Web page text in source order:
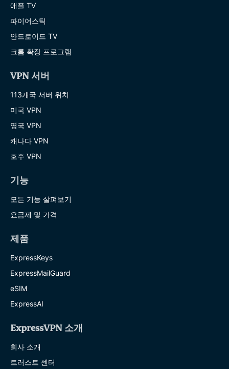
애플 TV
파이어스틱
안드로이드 TV
크롬 확장 프로그램
VPN 서버
113개국 서버 위치
미국 VPN
영국 VPN
캐나다 VPN
호주 VPN
기능
모든 기능 살펴보기
요금제 및 가격
제품
ExpressKeys
ExpressMailGuard
eSIM
ExpressAI
ExpressVPN 소개
회사 소개
트러스트 센터